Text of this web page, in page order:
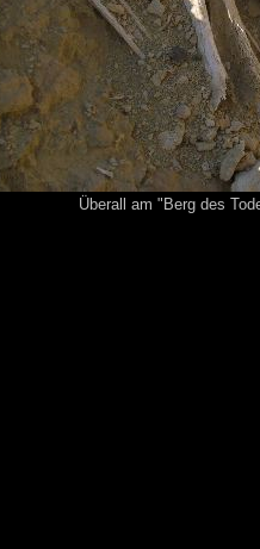
Überall am "Berg des